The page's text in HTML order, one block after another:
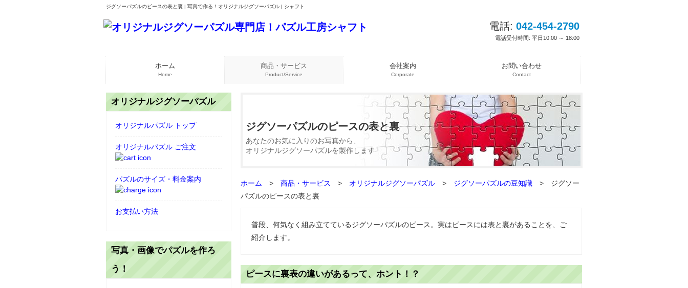
ジグソーパズルのピースの表と裏 | 写真で作る！オリジナルジグソーパズル | シャフト
電話: 042-454-2790
電話受付時間: 平日10:00 ～ 18:00
ホーム
Home
商品・サービス
Product/Service
会社案内
Corporate
お問い合わせ
Contact
ジグソーパズルのピースの表と裏
あなたのお気に入りのお写真から、
オリジナルジグソーパズルを製作します
ホーム > 商品・サービス > オリジナルジグソーパズル > ジグソーパズルの豆知識 >
ジグソー
パズルのピースの表と裏
普段、何気なく組み立てているジグソーパズルのピース。実はピースには表と裏があることを、ご
紹介します。
ピースに裏表の違いがあるって、ホント！？
オリジナルジグソーパズル
オリジナルパズル トップ
オリジナルパズル ご注文
パズルのサイズ・料金案内
お支払い方法
写真・画像でパズルを作ろ
う！